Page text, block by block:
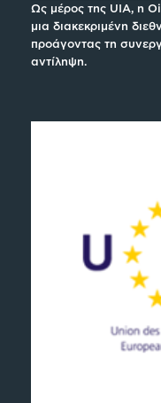
Ως μέρος της UIA, η
μια διακεκριμένη
προάγοντας τη
αντίληψη.